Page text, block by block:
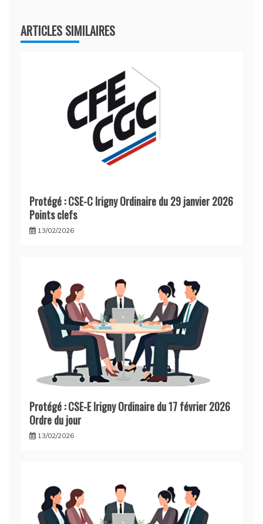
ARTICLES SIMILAIRES
Protégé : CSE-C Irigny Ordinaire du 29 janvier 2026
Points clefs
13/02/2026
Protégé : CSE-E Irigny Ordinaire du 17 février 2026
Ordre du jour
13/02/2026